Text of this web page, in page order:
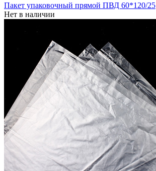
Пакет упаковочный прямой ПВД 60*120/25
Нет в наличии